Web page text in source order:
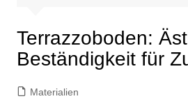
Terrazzoboden:
Beständigkeit für
Materialien